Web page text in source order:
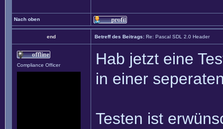
Nach oben
end Betreff des Beitrags: Re: Pascal SDL 2.0 Header
Compliance Officer
Hab jetzt eine
in einer
Testen ist